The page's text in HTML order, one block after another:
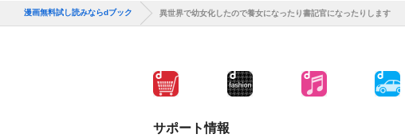
漫画無料試し読みならdブック 異世界で幼女化したので養女になったり書記官になったりします
サポート情報